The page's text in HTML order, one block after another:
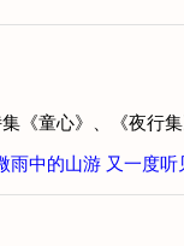
《童心》、《夜行
雨中的山游 又一度听